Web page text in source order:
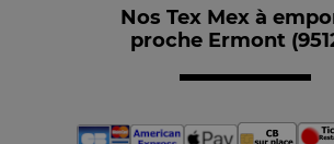
Nos Tex Mex à
proche Ermont